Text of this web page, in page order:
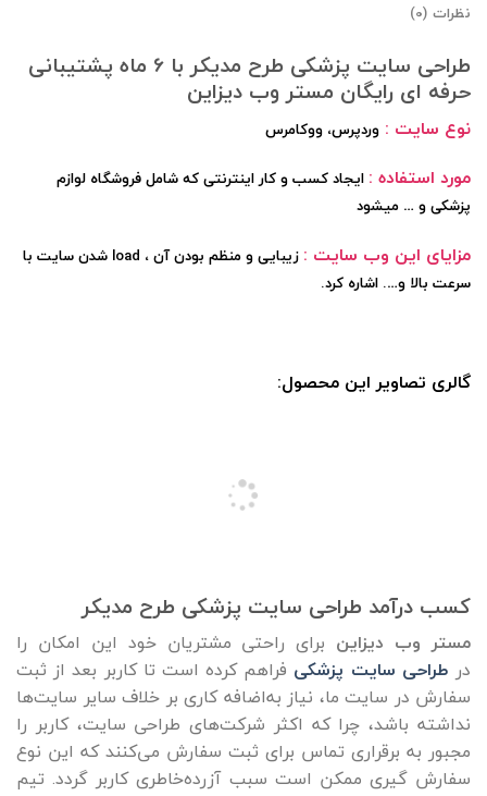
نظرات (0)
طراحی سایت پزشکی طرح مدیکر با 6 ماه پشتیبانی
حرفه ای رایگان مستر وب دیزاین
نوع سایت : وردپرس، ووکامرس
مورد استفاده : ایجاد کسب و کار اینترنتی که شامل فروشگاه لوازم
پزشکی و … میشود
مزایای این وب سایت :
زیبایی و منظم بودن آن ، load شدن سایت با
سرعت بالا و…. اشاره کرد.
گالری تصاویر این محصول:
کسب درآمد طراحی سایت پزشکی طرح مدیکر
مستر وب دیزاین برای راحتی مشتریان خود این امکان را
در طراحی سایت پزشکی فراهم کرده است تا کاربر بعد از ثبت
سفارش در سایت ما، نیاز به‌اضافه کاری بر خلاف سایر سایت‌ها
نداشته باشد، چرا که اکثر شرکت‌های طراحی سایت، کاربر را
مجبور به برقراری تماس برای ثبت سفارش می‌کنند که این نوع
سفارش گیری ممکن است سبب آزرده‌خاطری کاربر گردد. تیم